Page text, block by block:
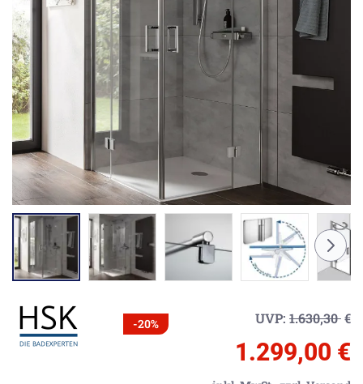
-20% UVP: 1.630,30€
1.299,00 €